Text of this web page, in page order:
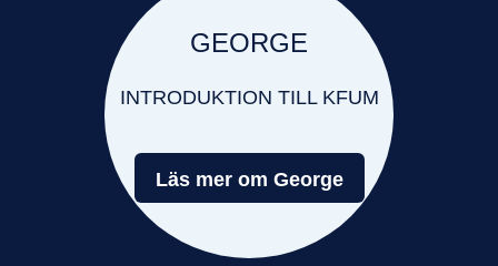
GEORGE
INTRODUKTION TILL KFUM
Läs mer om George